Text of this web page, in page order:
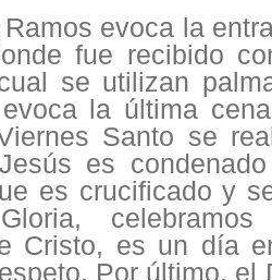
evoca la
fue recibido
se utilizan
la última
Santo se
es
es crucificado y
Cristo, es un día
Por último, el